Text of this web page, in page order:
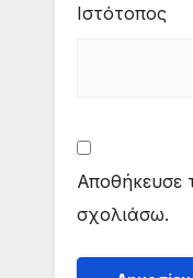
Ιστότοπος
Αποθήκευσε
σχολιάσω.